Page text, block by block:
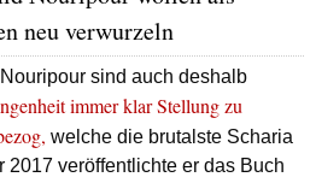
neu verwurzeln
sind auch deshalb
immer klar Stellung zu
welche die brutalste Scharia
2017 veröffentlichte er das Buch